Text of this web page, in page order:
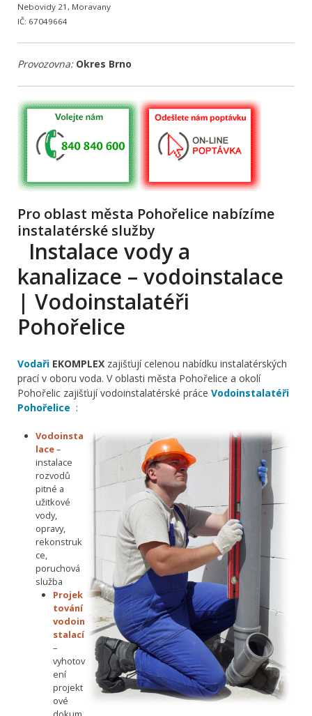
Nebovidy 21, Moravany
IČ: 67049664
Provozovna: Okres Brno
Pro oblast města Pohořelice nabízíme
instalatérské služby
Instalace vody a
kanalizace – vodoinstalace
| Vodoinstalatéři
Pohořelice
Vodaři EKOMPLEX zajišťují celenou nabídku instalatérských
prací v oboru voda. V oblasti města Pohořelice a okolí
Pohořelic zajišťují vodoinstalatérské práce Vodoinstalatéři
Pohořelice :
Vodoinsta
lace–
instalace
rozvodů
pitné a
užitkové
vody,
opravy,
rekonstruk
ce,
poruchová
služba
Projek
tování
vodoin
stalací
–
vyhotov
ení
projekt
ové